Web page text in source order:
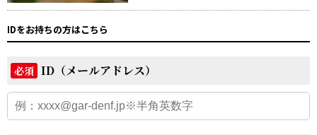
IDをお持ちの方はこちら
必須 ID（メールアドレス）